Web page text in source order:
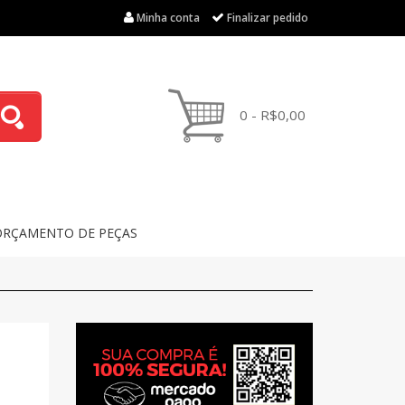
Minha conta Finalizar pedido
0 - R$0,00
DE PEÇAS